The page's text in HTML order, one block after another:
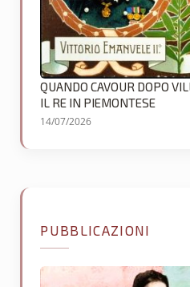
QUANDO CAVOUR DOPO
IL RE IN PIEMONTESE
14/07/2026
PUBBLICAZIONI